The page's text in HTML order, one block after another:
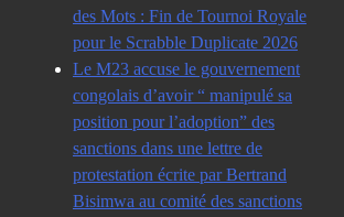
des Mots : Fin de Tournoi Royale
pour le Scrabble Duplicate 2026
Le M23 accuse le gouvernement
congolais d’avoir “ manipulé sa
position pour l’adoption” des
sanctions dans une lettre de
protestation écrite par Bertrand
Bisimwa au comité des sanctions